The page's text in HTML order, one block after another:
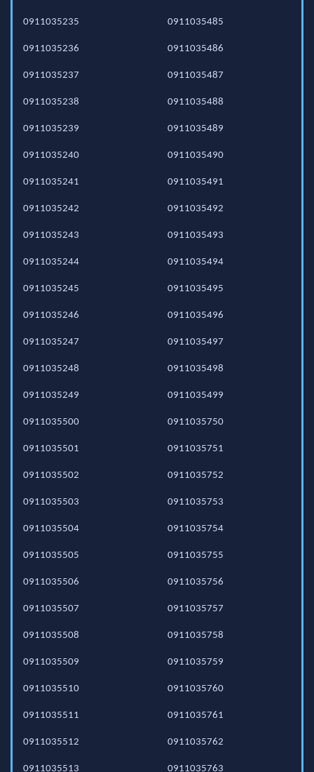
0911035235
0911035236
0911035237
0911035238
0911035239
0911035240
0911035241
0911035242
0911035243
0911035244
0911035245
0911035246
0911035247
0911035248
0911035249
0911035485
0911035486
0911035487
0911035488
0911035489
0911035490
0911035491
0911035492
0911035493
0911035494
0911035495
0911035496
0911035497
0911035498
0911035499
0911035500
0911035501
0911035502
0911035503
0911035504
0911035505
0911035506
0911035507
0911035508
0911035509
0911035510
0911035511
0911035512
0911035513
0911035750
0911035751
0911035752
0911035753
0911035754
0911035755
0911035756
0911035757
0911035758
0911035759
0911035760
0911035761
0911035762
0911035763